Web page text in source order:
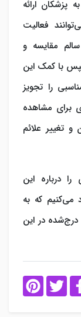
پزشکان ارائه
فعالیت
مقایسه و
با کمک این
را تجویز
برای مشاهده
تغییر علائم
درباره این
می‌کنیم که به
درج‌شده در این